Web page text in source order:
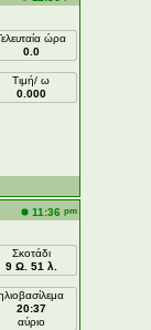
ώρα
0.0
Τιμή/ ω
0.000
11:36 pm
Σκοτάδι
9 Ω. 51 λ.
20:37
αύριο